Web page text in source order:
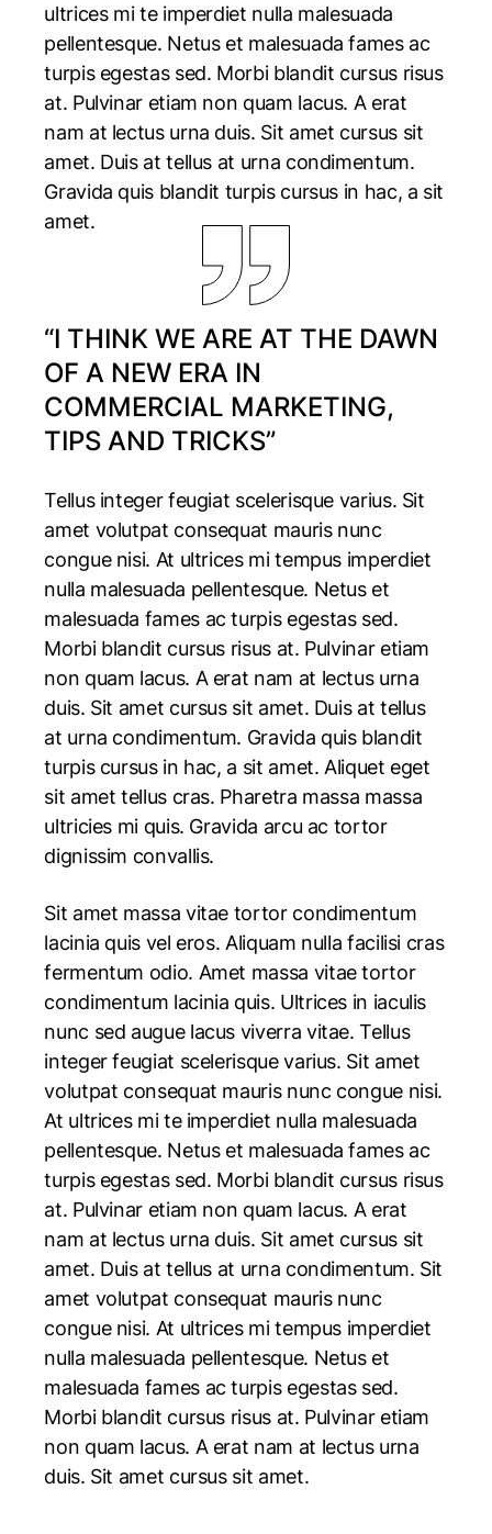
ultrices mi te imperdiet nulla malesuada
pellentesque. Netus et malesuada fames ac
turpis egestas sed. Morbi blandit cursus risus
at. Pulvinar etiam non quam lacus. A erat
nam at lectus urna duis. Sit amet cursus sit
amet. Duis at tellus at urna condimentum.
Gravida quis blandit turpis cursus in hac, a sit
amet.
“I THINK WE ARE AT THE DAWN
OF A NEW ERA IN
COMMERCIAL MARKETING,
TIPS AND TRICKS”
Tellus integer feugiat scelerisque varius. Sit
amet volutpat consequat mauris nunc
congue nisi. At ultrices mi tempus imperdiet
nulla malesuada pellentesque. Netus et
malesuada fames ac turpis egestas sed.
Morbi blandit cursus risus at. Pulvinar etiam
non quam lacus. A erat nam at lectus urna
duis. Sit amet cursus sit amet. Duis at tellus
at urna condimentum. Gravida quis blandit
turpis cursus in hac, a sit amet. Aliquet eget
sit amet tellus cras. Pharetra massa massa
ultricies mi quis. Gravida arcu ac tortor
dignissim convallis.
Sit amet massa vitae tortor condimentum
lacinia quis vel eros. Aliquam nulla facilisi cras
fermentum odio. Amet massa vitae tortor
condimentum lacinia quis. Ultrices in iaculis
nunc sed augue lacus viverra vitae. Tellus
integer feugiat scelerisque varius. Sit amet
volutpat consequat mauris nunc congue nisi.
At ultrices mi te imperdiet nulla malesuada
pellentesque. Netus et malesuada fames ac
turpis egestas sed. Morbi blandit cursus risus
at. Pulvinar etiam non quam lacus. A erat
nam at lectus urna duis. Sit amet cursus sit
amet. Duis at tellus at urna condimentum. Sit
amet volutpat consequat mauris nunc
congue nisi. At ultrices mi tempus imperdiet
nulla malesuada pellentesque. Netus et
malesuada fames ac turpis egestas sed.
Morbi blandit cursus risus at. Pulvinar etiam
non quam lacus. A erat nam at lectus urna
duis. Sit amet cursus sit amet.